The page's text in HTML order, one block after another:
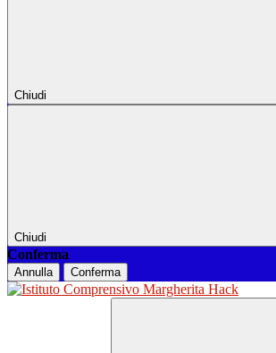
Chiudi
Chiudi
Conferma
Annulla Conferma